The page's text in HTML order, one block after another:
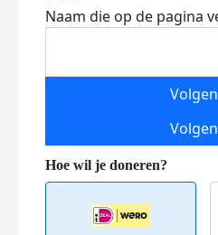
Naam die op de pagina